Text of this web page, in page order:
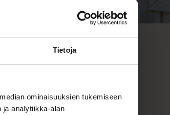
Tietoja
ominaisuuksien tukemiseen
ja analytiikka-alan
Pearsal